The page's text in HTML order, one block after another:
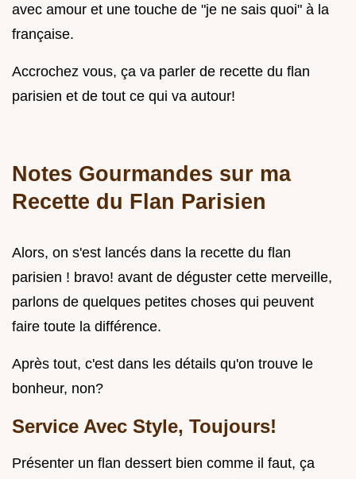
avec amour et une touche de "je ne sais quoi" à la
française.
Accrochez vous, ça va parler de recette du flan
parisien et de tout ce qui va autour!
Notes Gourmandes sur ma
Recette du Flan Parisien
Alors, on s'est lancés dans la recette du flan
parisien ! bravo! avant de déguster cette merveille,
parlons de quelques petites choses qui peuvent
faire toute la différence.
Après tout, c'est dans les détails qu'on trouve le
bonheur, non?
Service Avec Style, Toujours!
Présenter un flan dessert bien comme il faut, ça